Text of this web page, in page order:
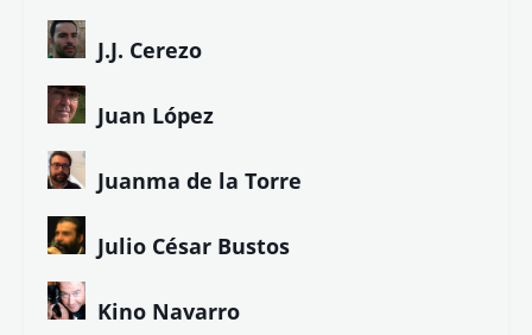
J.J. Cerezo
Juan López
Juanma de la Torre
Julio César Bustos
Kino Navarro